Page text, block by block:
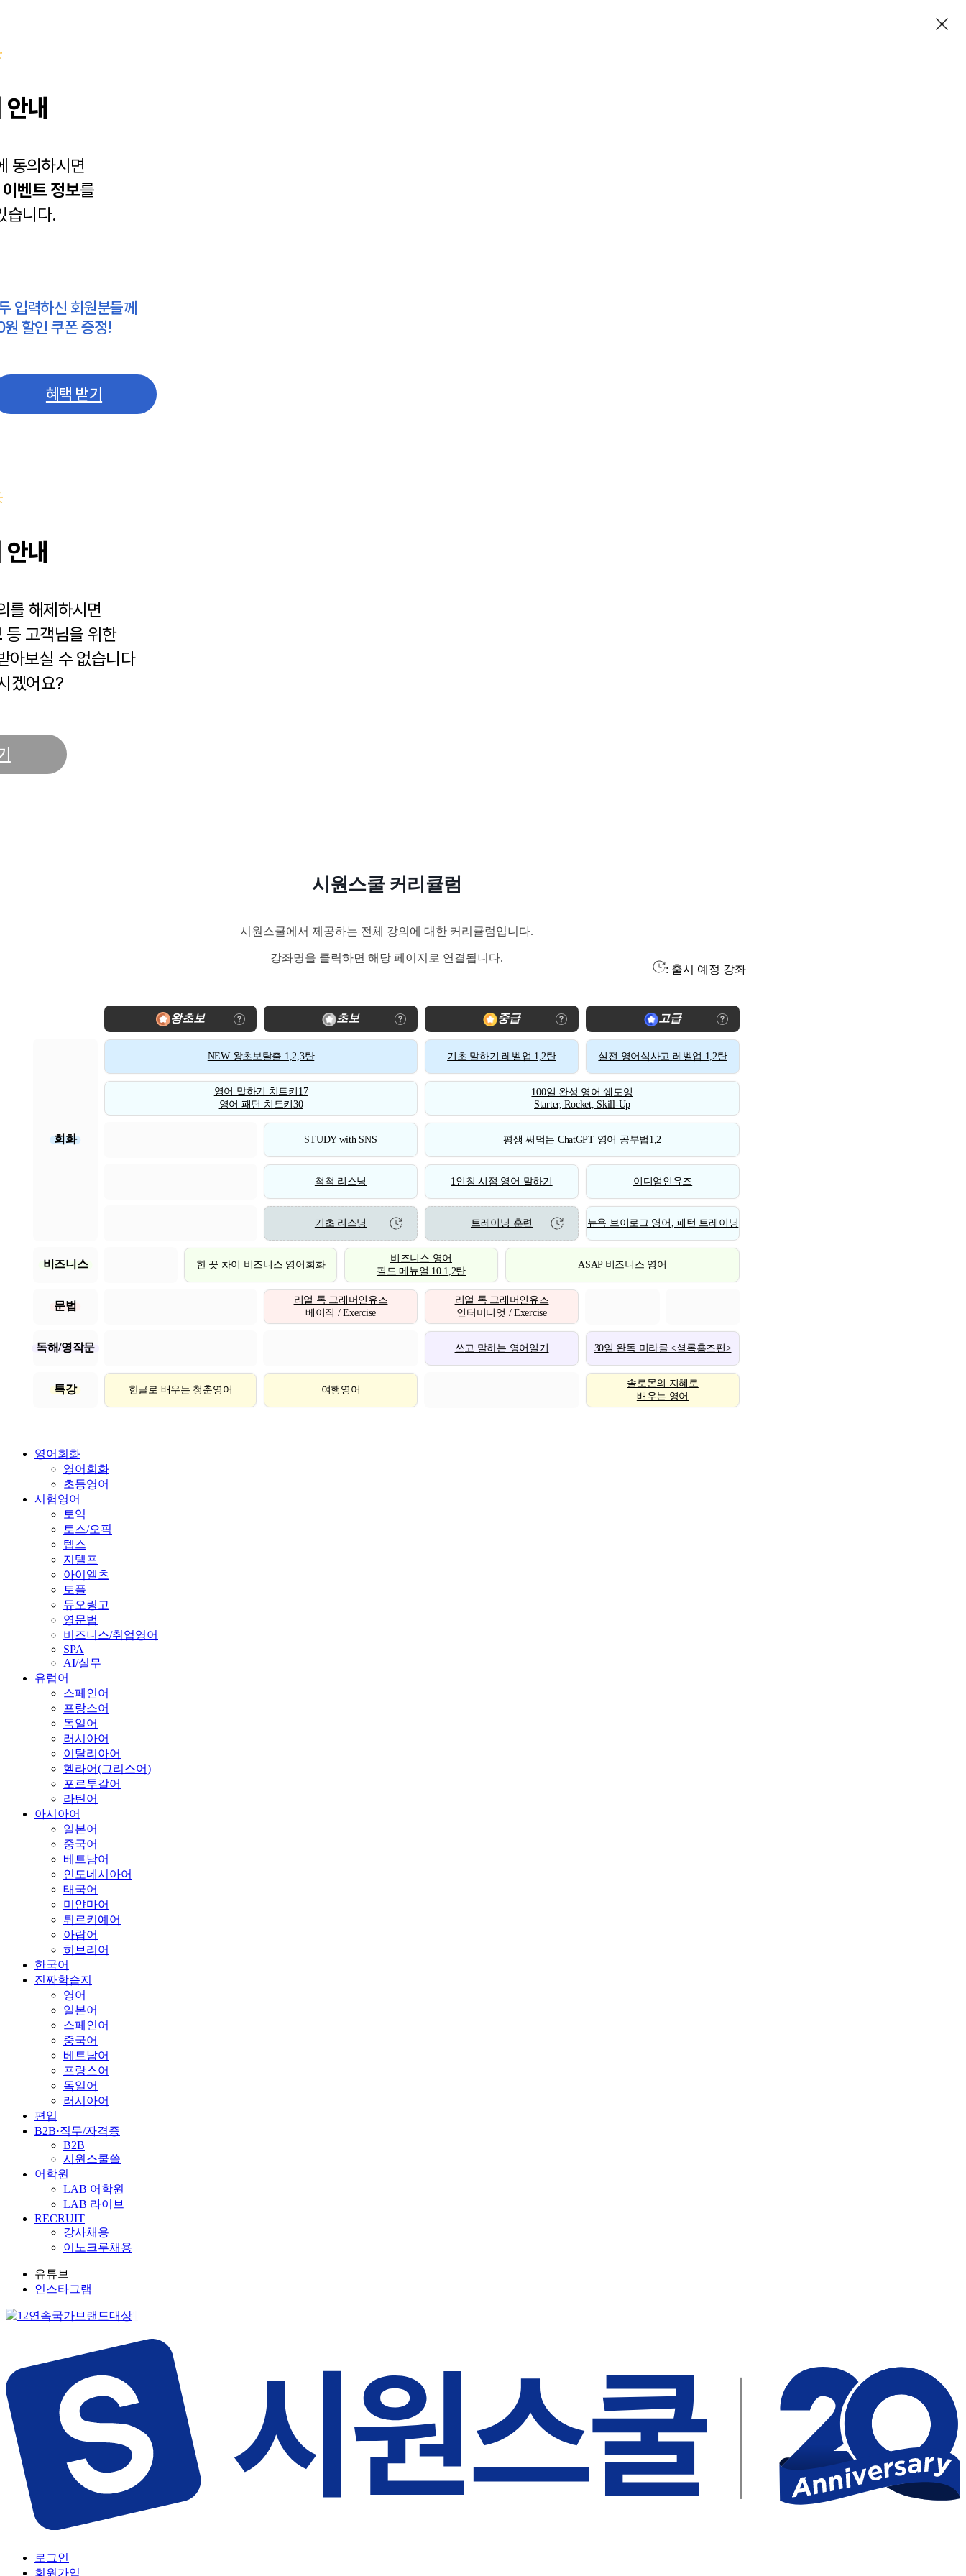
내
동의하시면
이벤트 정보를
습니다.
입력하신 회원분들께
할인 쿠폰 증정!
혜택 받기
내
를 해제하시면
등 고객님을 위한
아보실 수 없습니다
겠어요?
시원스쿨 커리큘럼
시원스쿨에서 제공하는 전체 강의에 대한 커리큘럼입니다.
강좌명을 클릭하면 해당 페이지로 연결됩니다.
: 출시 예정 강좌
왕초보 초보 중급 고급
회화
NEW 왕초보탈출 1,2,3탄 기초 말하기 레벨업 1,2탄 실전 영어식사고 레벨업 1,2탄
영어 말하기 치트키17
영어 패턴 치트키30
100일 완성 영어 쉐도잉
Starter, Rocket, Skill-Up
STUDY with SNS 평생 써먹는 ChatGPT 영어 공부법1,2
척척 리스닝 1인칭 시점 영어 말하기 이디엄인유즈
기초 리스닝 트레이닝 훈련 뉴욕 브이로그 영어, 패턴 트레이닝
비즈니스 한 끗 차이 비즈니스 영어회화
비즈니스 영어
필드 메뉴얼 10 1,2탄
ASAP 비즈니스 영어
문법
리얼 톡 그래머인유즈
베이직 / Exercise
리얼 톡 그래머인유즈
인터미디엇 / Exercise
독해/영작문 쓰고 말하는 영어일기 30일 완독 미라클 <셜록홈즈편>
특강 한글로 배우는 청춘영어 여행영어
솔로몬의 지혜로
배우는 영어
영어회화
영어회화
초등영어
시험영어
토익
토스/오픽
텝스
지텔프
아이엘츠
토플
듀오링고
영문법
비즈니스/취업영어
SPA
AI/실무
유럽어
스페인어
프랑스어
독일어
러시아어
이탈리아어
헬라어(그리스어)
포르투갈어
라틴어
아시아어
일본어
중국어
베트남어
인도네시아어
태국어
미얀마어
튀르키예어
아랍어
히브리어
한국어
진짜학습지
영어
일본어
스페인어
중국어
베트남어
프랑스어
독일어
러시아어
편입
B2B·직무/자격증
B2B
시원스쿨쓸
어학원
LAB 어학원
LAB 라이브
RECRUIT
강사채용
이노크루채용
유튜브
인스타그램
로그인
회원가입